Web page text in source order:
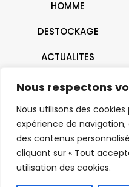
Nous respectons
Nous utilisons des
expérience de
des contenus
cliquant sur « Tout
utilisation des cookies.
HOMME
DESTOCKAGE
ACTUALITES
CONTACT
© 2026 J'ai Dit Oui | Belfort -